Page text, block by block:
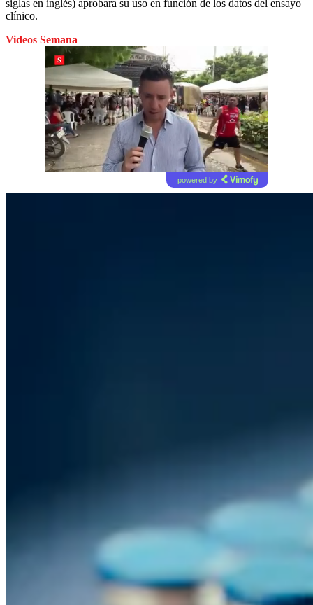
siglas en inglés) aprobara su uso en función de los datos del ensayo
clínico.
Videos Semana
powered by